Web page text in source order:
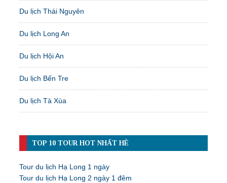
Du lịch Thái Nguyên
Du lịch Long An
Du lịch Hội An
Du lịch Bến Tre
Du lịch Tà Xùa
TOP 10 TOUR HOT NHẤT HÈ
Tour du lịch Hạ Long 1 ngày
Tour du lịch Hạ Long 2 ngày 1 đêm